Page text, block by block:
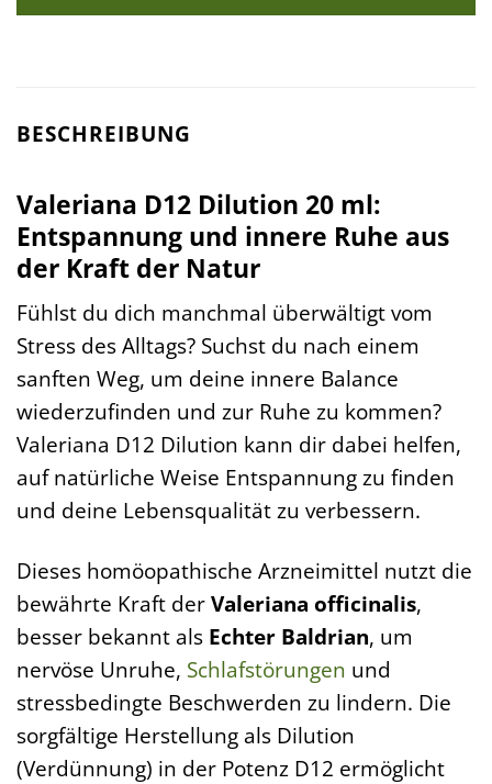
BESCHREIBUNG
Valeriana D12 Dilution 20 ml:
Entspannung und innere Ruhe aus
der Kraft der Natur
Fühlst du dich manchmal überwältigt vom
Stress des Alltags? Suchst du nach einem
sanften Weg, um deine innere Balance
wiederzufinden und zur Ruhe zu kommen?
Valeriana D12 Dilution kann dir dabei helfen,
auf natürliche Weise Entspannung zu finden
und deine Lebensqualität zu verbessern.
Dieses homöopathische Arzneimittel nutzt die
bewährte Kraft derValeriana officinalis,
besser bekannt als Echter Baldrian, um
nervöse Unruhe, Schlafstörungen und
stressbedingte Beschwerden zu lindern. Die
sorgfältige Herstellung als Dilution
(Verdünnung) in der Potenz D12 ermöglicht